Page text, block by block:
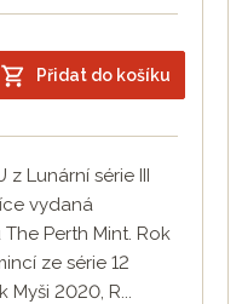
Přidat do košíku
Lunární série III
vydaná
Perth Mint. Rok
ze série 12
Myši 2020, R...